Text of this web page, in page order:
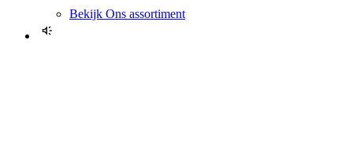
Bekijk Ons assortiment